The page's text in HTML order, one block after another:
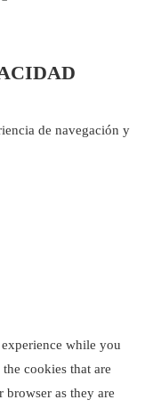
de navegación y
while you
cookies that are
browser as they are